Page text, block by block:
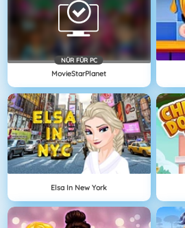
NÜR FÜR PC
MovieStarPlanet
Elsa In New York